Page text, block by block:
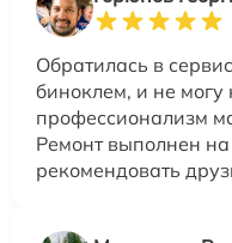
Обратилась в
биноклем, и не могу
профессионализм
Ремонт выполнен
рекомендовать